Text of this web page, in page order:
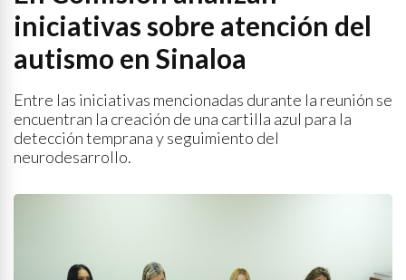
iniciativas sobre atención del
autismo en Sinaloa
Entre las iniciativas mencionadas durante la reunión se
encuentran la creación de una cartilla azul para la
detección temprana y seguimiento del
neurodesarrollo.